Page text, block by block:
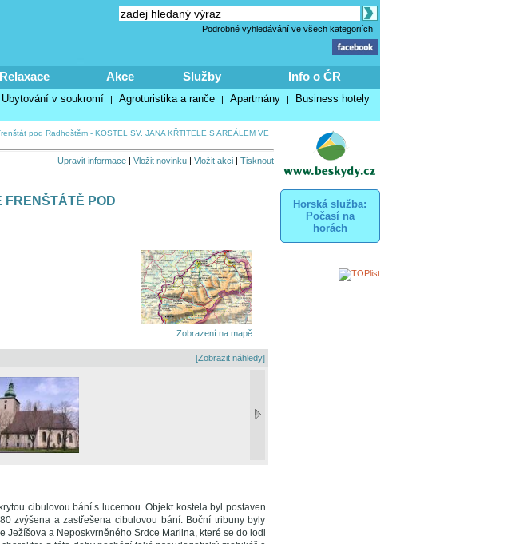
Podrobné vyhledávání ve všech kategoriích
Relaxace Akce Služby Info o ČR
Ubytování v soukromí | Agroturistika a ranče | Apartmány | Business hotely
pod Radhoštěm- KOSTEL SV. JANA KŘTITELE S AREÁLEM VE
Upravit informace| Vložit novinku| Vložit akci| Tisknout
FRENŠTÁTĚ POD
Zobrazení na mapě
[Zobrazit náhledy]
cibulovou bání s lucernou. Objekt kostela byl postaven
zvýšena a zastřešena cibulovou bání. Boční tribuny byly
Ježíšova a Neposkvrněného Srdce Mariina, které se do lodi
Horská služba:
Počasí na
horách